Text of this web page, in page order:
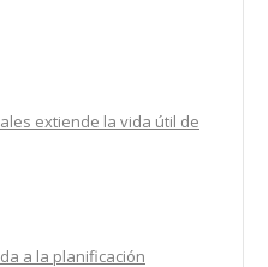
extiende la vida útil de
a la planificación